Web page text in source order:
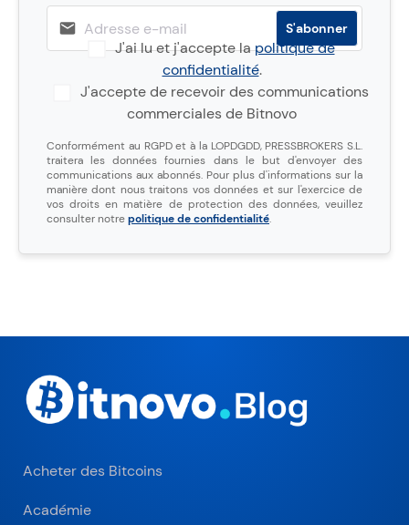
J'ai lu et j'accepte lapolitique de
confidentialité.
J'accepte de recevoir des communications
commerciales de Bitnovo
Conformément au RGPD et à la LOPDGDD, PRESSBROKERS S.L.
traitera les données fournies dans le but d'envoyer des
communications aux abonnés. Pour plus d'informations sur la
manière dont nous traitons vos données et sur l'exercice de
vos droits en matière de protection des données, veuillez
consulter notrepolitique de confidentialité.
Acheter des Bitcoins
Académie